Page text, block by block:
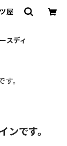
屋
スディ
。
です。